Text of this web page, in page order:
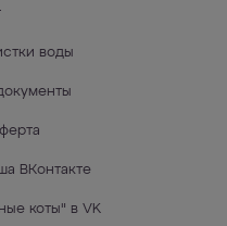
воды
ВКонтакте
коты" в VK